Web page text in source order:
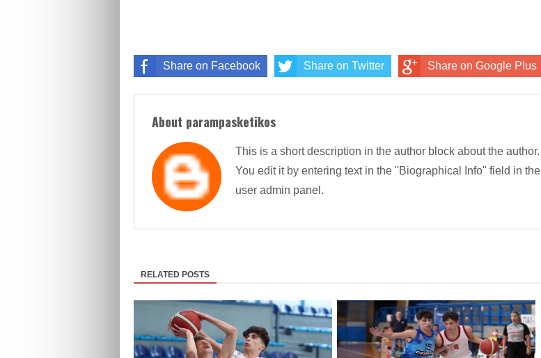
Share on Facebook Share on Twitter Share on Google Plus
About parampasketikos
This is a short description in the author block about the author.
You edit it by entering text in the "Biographical Info" field in the
user admin panel.
RELATED POSTS